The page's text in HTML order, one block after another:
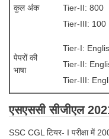
SSC CGL FREE
SSC CGL Results
CHSL
CHSL Syllabus
CHSL Exam
कुल अंक
Tier-II: 800
Tier-III: 100
पेपरों की
भाषा
Tier-I:
Tier-II:
Tier-III:
एसएससी सीजीएल
SSC CGL टियर- I परीक्षा में